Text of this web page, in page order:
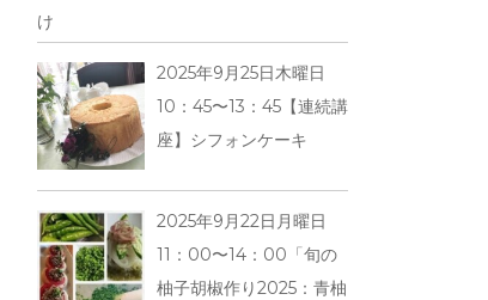
け
2025年9月25日木曜日
10：45〜13：45【連続講
座】シフォンケーキ
2025年9月22日月曜日
11：00〜14：00「旬の
柚子胡椒作り2025：青柚